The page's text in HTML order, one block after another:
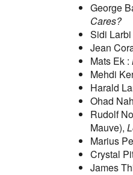
George
Cares?
Sidi
Jean
Mats Ek :
Mehdi
Harald
Ohad
Rudolf
Mauve),
Marius
Crystal
James